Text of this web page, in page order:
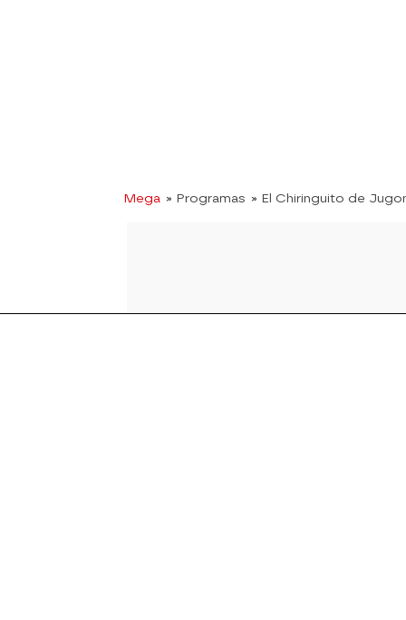
Mega » Programas » El Chiringuito de